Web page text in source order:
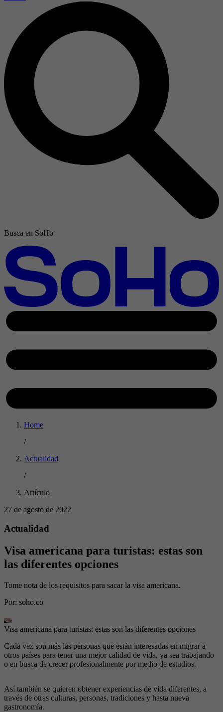
Busca en SoHo
Home
/
Actualidad
/
Artículo
27 de agosto de 2022
Actualidad
Visa americana para turistas: estas son
las diferentes opciones
Tome nota de los requisitos para sacar la visa americana.
Por: soho.co
Visa americana para turistas: estas son las diferentes opciones
Cada vez son más las personas que están interesadas en migrar a
otros países para tener una mejor calidad de vida, ya sea trabajando
o en busca de crecer profesionalmente por medio de estudios.
Así también se quieren obtener experiencias de vida diferentes, a
través de otras culturas, personas, tradiciones y hasta nueva
gastronomía.